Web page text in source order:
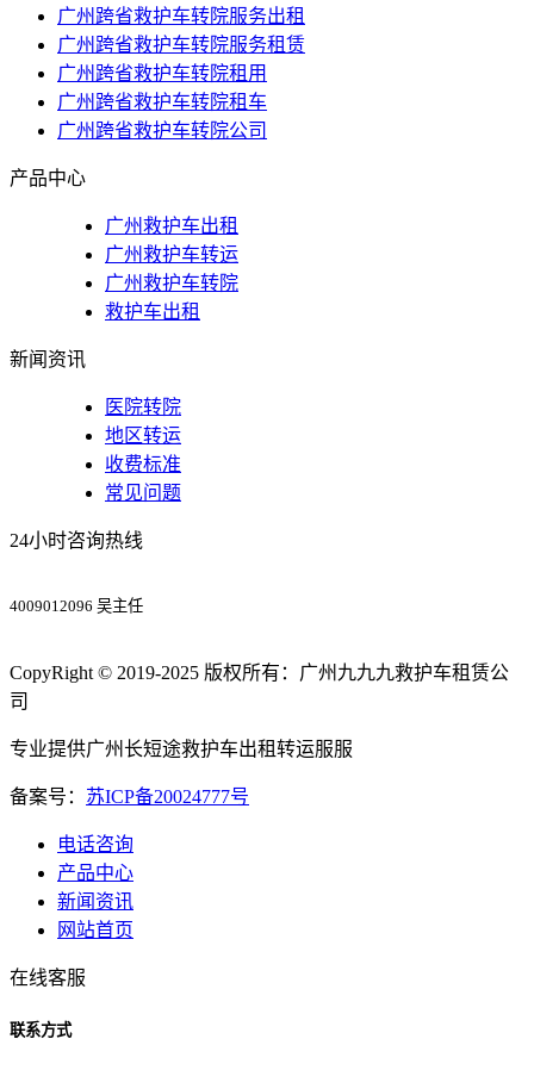
广州跨省救护车转院服务出租
广州跨省救护车转院服务租赁
广州跨省救护车转院租用
广州跨省救护车转院租车
广州跨省救护车转院公司
产品中心
广州救护车出租
广州救护车转运
广州救护车转院
救护车出租
新闻资讯
医院转院
地区转运
收费标准
常见问题
24小时咨询热线
4009012096 吴主任
CopyRight © 2019-2025 版权所有：广州九九九救护车租赁公
司
专业提供广州长短途救护车出租转运服服
备案号： 苏ICP备20024777号
电话咨询
产品中心
新闻资讯
网站首页
在线客服
联系方式